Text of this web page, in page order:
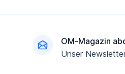
OM-Magazin
Unser